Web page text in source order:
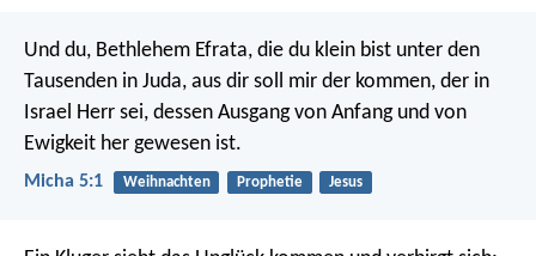
Und du, Bethlehem Efrata, die du klein bist unter den
Tausenden in Juda, aus dir soll mir der kommen, der in
Israel Herr sei, dessen Ausgang von Anfang und von
Ewigkeit her gewesen ist.
Micha 5:1 Weihnachten Prophetie Jesus